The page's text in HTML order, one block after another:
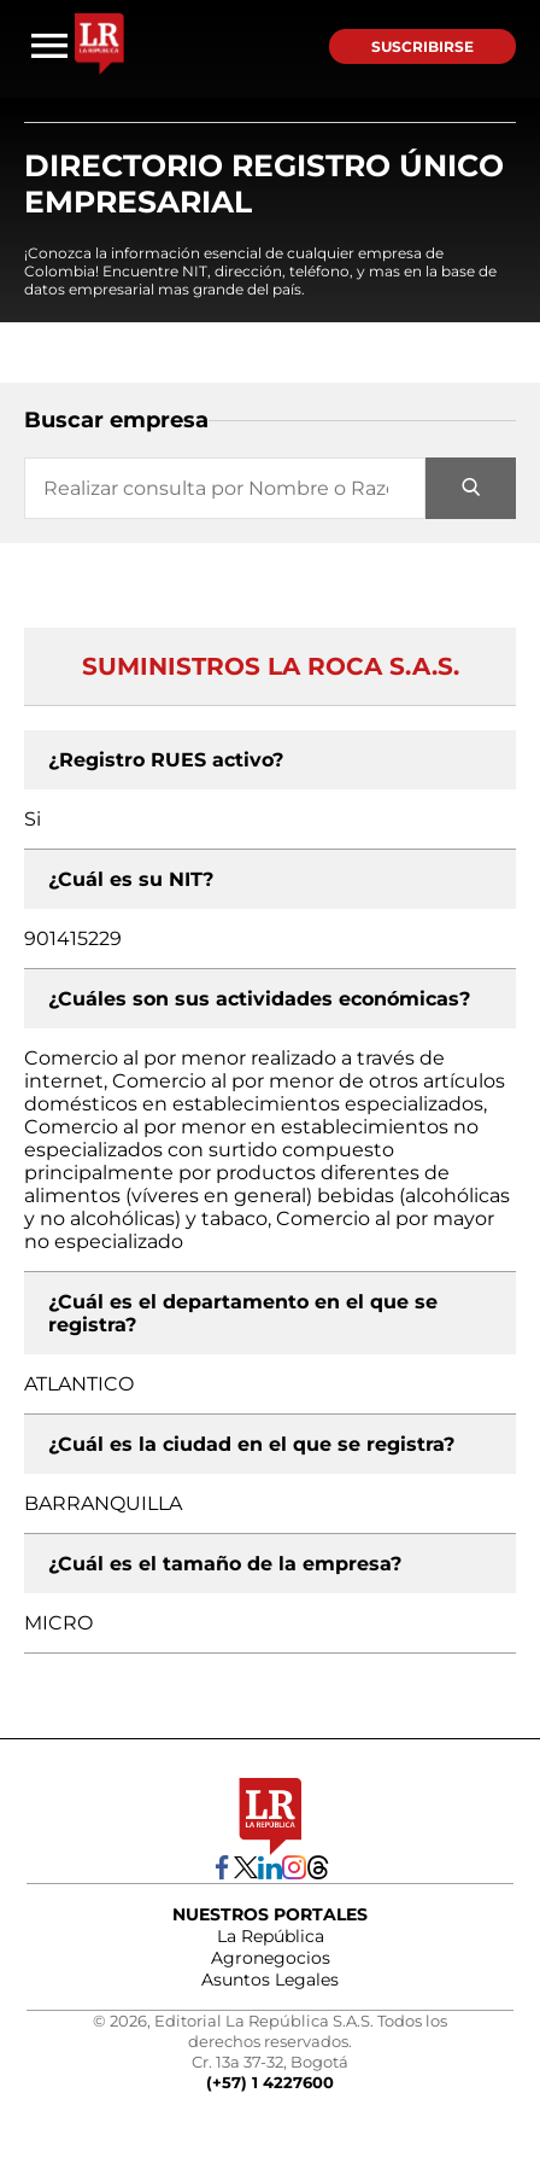
SUSCRIBIRSE
DIRECTORIO REGISTRO ÚNICO
EMPRESARIAL
¡Conozca la información esencial de cualquier empresa de
Colombia! Encuentre NIT, dirección, teléfono, y mas en la base de
datos empresarial mas grande del país.
Buscar empresa
SUMINISTROS LA ROCA S.A.S.
¿Registro RUES activo?
Si
¿Cuál es su NIT?
901415229
¿Cuáles son sus actividades económicas?
Comercio al por menor realizado a través de
internet, Comercio al por menor de otros artículos
domésticos en establecimientos especializados,
Comercio al por menor en establecimientos no
especializados con surtido compuesto
principalmente por productos diferentes de
alimentos (víveres en general) bebidas (alcohólicas
y no alcohólicas) y tabaco, Comercio al por mayor
no especializado
¿Cuál es el departamento en el que se
registra?
ATLANTICO
¿Cuál es la ciudad en el que se registra?
BARRANQUILLA
¿Cuál es el tamaño de la empresa?
MICRO
NUESTROS PORTALES
La República
Agronegocios
Asuntos Legales
© 2026, Editorial La República S.A.S. Todos los
derechos reservados.
Cr. 13a 37-32, Bogotá
(+57) 1 4227600